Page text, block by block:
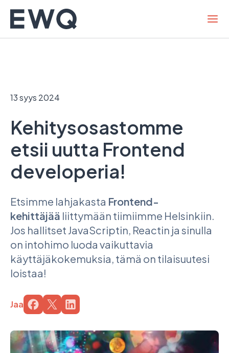
sisältöön
13 syys 2024
Kehitysosastomme
etsii uutta Frontend
developeria!
Etsimme lahjakasta Frontend-
kehittäjää liittymään tiimiimme Helsinkiin.
Jos hallitset JavaScriptin, Reactin ja sinulla
on intohimo luoda vaikuttavia
käyttäjäkokemuksia, tämä on tilaisuutesi
loistaa!
Jaa Jaa sivu palvelussa
Jaa sivu palvelussa
Jaa sivu palvelussa